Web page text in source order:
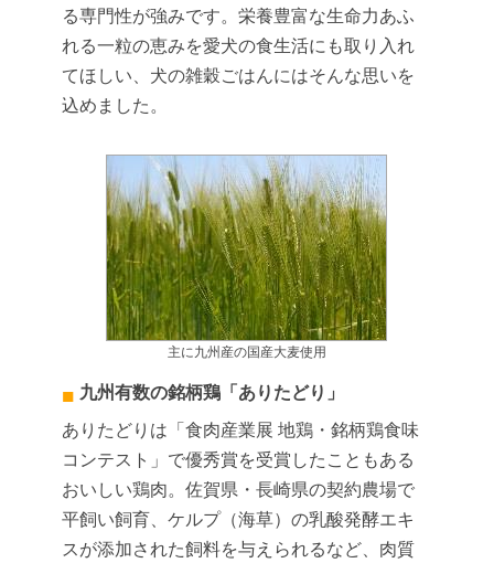
る専門性が強みです。栄養豊富な生命力あふ
れる一粒の恵みを愛犬の食生活にも取り入れ
てほしい、犬の雑穀ごはんにはそんな思いを
込めました。
主に九州産の国産大麦使用
九州有数の銘柄鶏「ありたどり」
ありたどりは「食肉産業展 地鶏・銘柄鶏食味
コンテスト」で優秀賞を受賞したこともある
おいしい鶏肉。佐賀県・長崎県の契約農場で
平飼い飼育、ケルプ（海草）の乳酸発酵エキ
スが添加された飼料を与えられるなど、肉質